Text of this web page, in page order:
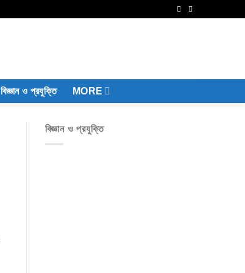
বিজ্ঞান ও প্রযুক্তি MORE
বিজ্ঞান ও প্রযুক্তি